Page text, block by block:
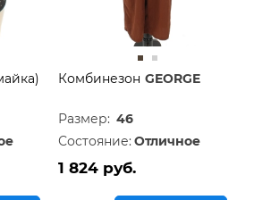
Комбинезон GEORGE
Размер: 46
Состояние: Отличное
1 824 руб.